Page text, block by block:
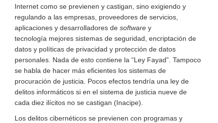
Internet como se previenen y castigan, sino exigiendo y
regulando a las empresas , proveedores de servicios,
aplicaciones y desarrolladores de software y
tecnología mejores sistemas de seguridad, encriptación de
datos y políticas de privacidad y protección de datos
personales. Nada de esto contiene la “Ley Fayad”. Tampoco
se habla de hacer más eficientes los sistemas de
procuración de justicia. Pocos efectos tendría una ley de
delitos informáticos si en el sistema de justicia nueve de
cada diez ilícitos no se castigan (Inacipe).
Los delitos cibernéticos se previenen con programas y